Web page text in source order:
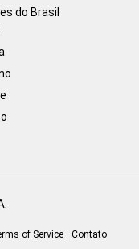
do Brasil
of Service Contato